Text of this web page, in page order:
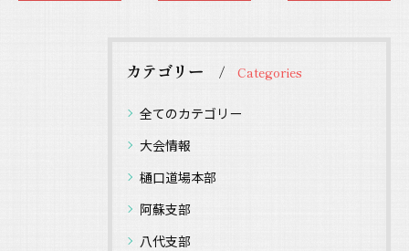
カテゴリー Categories
全てのカテゴリー
大会情報
樋口道場本部
阿蘇支部
八代支部